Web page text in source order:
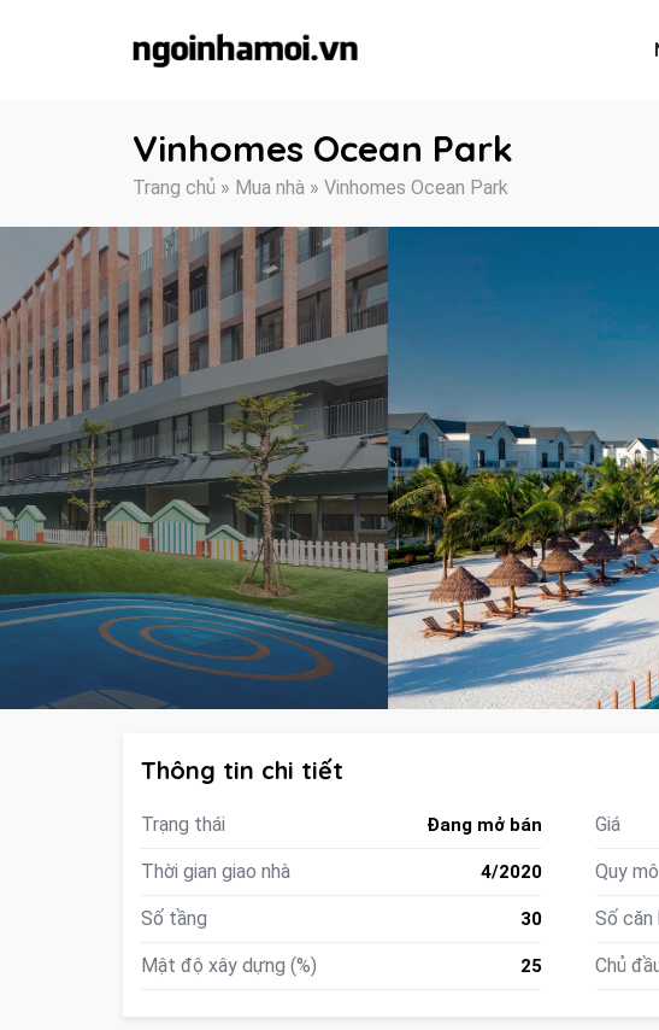
Vinhomes Ocean Park
Trang chủ » Mua nhà » Vinhomes Ocean Park
Thông tin chi tiết
Trạng thái Đang mở bán Giá
Thời gian giao nhà 4/2020 Quy mô
Số tầng 30 Số căn
Mật độ xây dựng (%) 25 Chủ